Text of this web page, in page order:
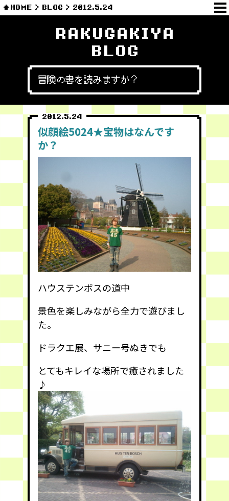
HOME BLOG 2012.5.24
RAKUGAKIYA
BLOG
冒険の書を読みますか？
2012.5.24
似顔絵5024★宝物はなんです
か？
ハウステンボスの道中
景色を楽しみながら全力で遊びまし
た。
ドラクエ展、サニー号ぬきでも
とてもキレイな場所で癒されました
♪